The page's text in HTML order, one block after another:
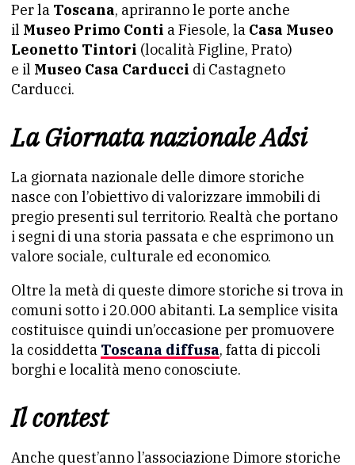
Per la Toscana, apriranno le porte anche
il Museo Primo Conti a Fiesole, la Casa Museo
Leonetto Tintori (località Figline, Prato)
e il Museo Casa Carducci di Castagneto
Carducci.
La Giornata nazionale Adsi
La giornata nazionale delle dimore storiche
nasce con l’obiettivo di valorizzare immobili di
pregio presenti sul territorio. Realtà che portano
i segni di una storia passata e che esprimono un
valore sociale, culturale ed economico.
Oltre la metà di queste dimore storiche si trova in
comuni sotto i 20.000 abitanti. La semplice visita
costituisce quindi un’occasione per promuovere
la cosiddetta Toscana diffusa, fatta di piccoli
borghi e località meno conosciute.
Il contest
Anche quest’anno l’associazione Dimore storiche